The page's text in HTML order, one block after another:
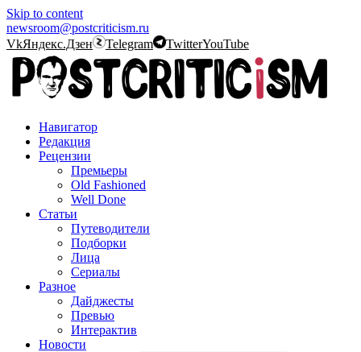
Skip to content
newsroom@postcriticism.ru
VkЯндекс.Дзен Telegram TwitterYouTube
Навигатор
Редакция
Рецензии
Премьеры
Old Fashioned
Well Done
Статьи
Путеводители
Подборки
Лица
Сериалы
Разное
Дайджесты
Превью
Интерактив
Новости